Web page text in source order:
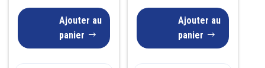
Ajouter au
panier
Ajouter au
panier